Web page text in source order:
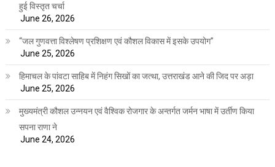
हुई विस्तृत चर्चा
June 26, 2026
“जल गुणवत्ता विश्लेषण प्रशिक्षण एवं कौशल विकास में इसके उपयोग”
June 25, 2026
हिमाचल के पांवटा साहिब में निहंग सिखों का जत्था, उत्तराखंड आने की जिद पर अड़ा
June 25, 2026
मुख्यमंत्री कौशल उन्नयन एवं वैश्विक रोजगार के अन्तर्गत जर्मन भाषा में उर्तीण किया
सपना राणा ने
June 24, 2026